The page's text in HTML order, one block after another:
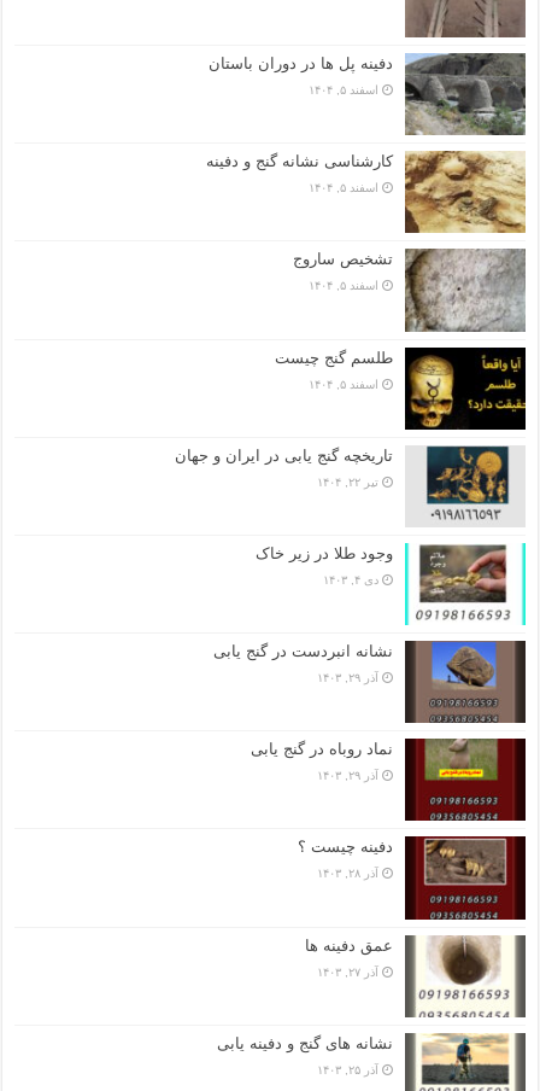
دفینه پل ها در دوران باستان
اسفند ۵, ۱۴۰۴
کارشناسی نشانه گنج و دفینه
اسفند ۵, ۱۴۰۴
تشخیص ساروج
اسفند ۵, ۱۴۰۴
طلسم گنج چیست
اسفند ۵, ۱۴۰۴
تاریخچه گنج‌ یابی در ایران و جهان
تیر ۲۲, ۱۴۰۴
وجود طلا در زیر خاک
دی ۴, ۱۴۰۳
نشانه انبردست در گنج یابی
آذر ۲۹, ۱۴۰۳
نماد روباه در گنج یابی
آذر ۲۹, ۱۴۰۳
دفینه چیست ؟
آذر ۲۸, ۱۴۰۳
عمق دفینه ها
آذر ۲۷, ۱۴۰۳
نشانه های گنج و دفینه یابی
آذر ۲۵, ۱۴۰۳